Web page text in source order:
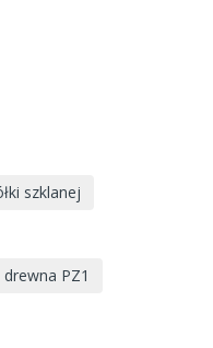
szklanej
PZ1